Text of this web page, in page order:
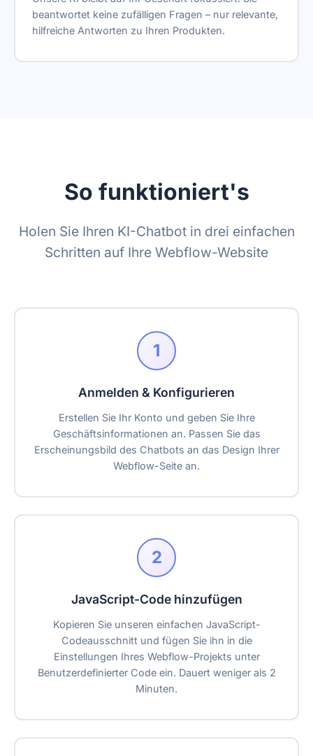
beantwortet keine zufälligen Fragen – nur relevante,
hilfreiche Antworten zu Ihren Produkten.
So funktioniert's
Holen Sie Ihren KI-Chatbot in drei einfachen
Schritten auf Ihre Webflow-Website
1
Anmelden & Konfigurieren
Erstellen Sie Ihr Konto und geben Sie Ihre
Geschäftsinformationen an. Passen Sie das
Erscheinungsbild des Chatbots an das Design Ihrer
Webflow-Seite an.
2
JavaScript-Code hinzufügen
Kopieren Sie unseren einfachen JavaScript-
Codeausschnitt und fügen Sie ihn in die
Einstellungen Ihres Webflow-Projekts unter
Benutzerdefinierter Code ein. Dauert weniger als 2
Minuten.